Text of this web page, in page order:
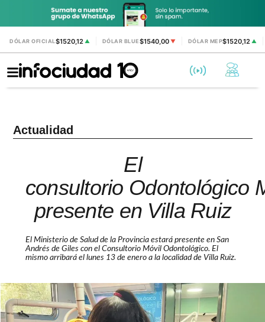
DÓLAR OFICIAL$1520,12 ▲ DÓLAR BLUE$1540,00 ▼ DÓLAR MEP$1520,12 ▲
Actualidad
El
consultorio Odontológico
presente en Villa Ruiz
El Ministerio de Salud de la Provincia estará presente en San
Andrés de Giles con el Consultorio Móvil Odontológico. El
mismo arribará el lunes 13 de enero a la localidad de Villa Ruiz.